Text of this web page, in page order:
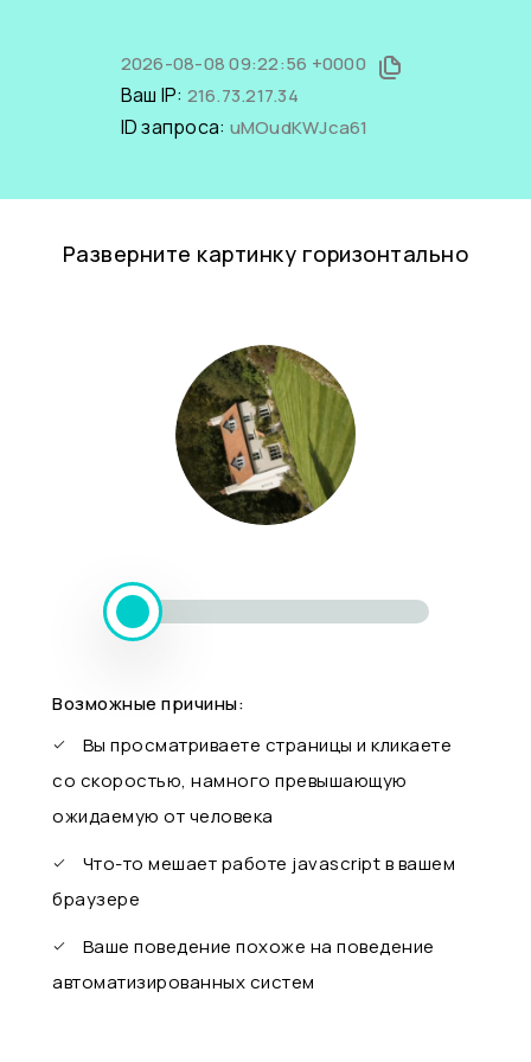
2026-08-08 09:22:56 +0000
Ваш IP: 216.73.217.34
ID запроса: uMOudKWJca61
Разверните картинку горизонтально
Возможные причины:
Вы просматриваете страницы и кликаете
со скоростью, намного превышающую
ожидаемую от человека
Что-то мешает работе javascript в вашем
браузере
Ваше поведение похоже на поведение
автоматизированных систем